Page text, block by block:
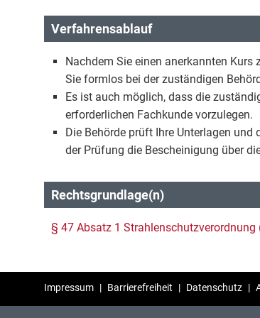
Verfahrensablauf
Nachdem Sie einen anerkannten Kurs
Sie formlos bei der zuständigen
Es ist auch möglich, dass die
erforderlichen Fachkunde vorzulegen.
Die Behörde prüft Ihre Unterlagen
der Prüfung die Bescheinigung über
Rechtsgrundlage(n)
§ 47 Absatz 1 Strahlenschutzverordnung
Impressum | Barrierefreiheit | Datenschutz |